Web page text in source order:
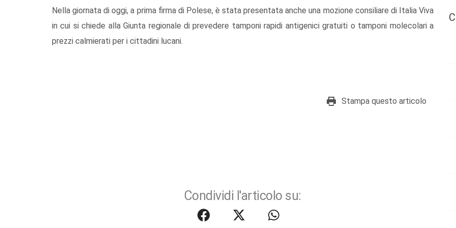
Nella giornata di oggi, a prima firma di Polese, è stata presentata anche una mozione consiliare di Italia Viva
in cui si chiede alla Giunta regionale di prevedere tamponi rapidi antigenici gratuiti o tamponi molecolari a
prezzi calmierati per i cittadini lucani.
Stampa questo articolo
Condividi l'articolo su: